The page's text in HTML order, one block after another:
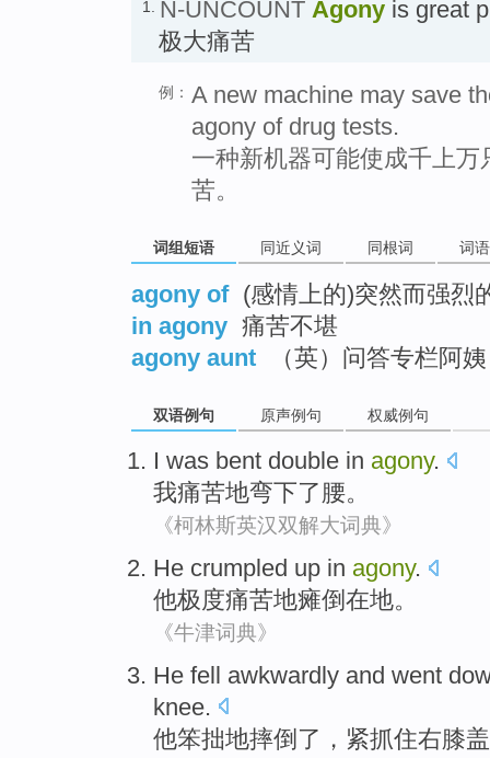
1. N-UNCOUNT Agony is great
极大痛苦
例： A new machine may save
agony of drug tests.
一种新机器可能使成千上
苦。
词组短语 同近义词 同根词 词
agony of (感情上的)突然而强烈
in agony 痛苦不堪
agony aunt
（英）问答专栏阿
双语例句 原声例句 权威例句
I was bent double in agony.
我痛苦地弯下了腰。
《柯林斯英汉双解大词典》
He crumpled up in agony.
他极度痛苦地瘫倒在地。
《牛津词典》
He fell awkwardly and went
knee.
他笨拙地摔倒了 ， 紧抓住右膝盖